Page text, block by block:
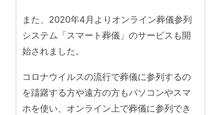
また、2020年4月よりオンライン葬儀参列
システム「スマート葬儀」のサービスも開
始されました。
コロナウイルスの流行で葬儀に参列するの
を躊躇する方や遠方の方もパソコンやスマ
ホを使い、オンライン上で葬儀に参列でき